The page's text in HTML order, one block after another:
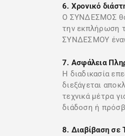
6. Χρονικό
Ο ΣΥΝΔΕΣΜΟΣ θα
την εκπλήρωση
ΣΥΝΔΕΣΜΟΥ
7. Ασφάλεια
Η διαδικασία
διεξάγεται
τεχνικά μέτρα
διάδοση ή
8. Διαβίβαση σε